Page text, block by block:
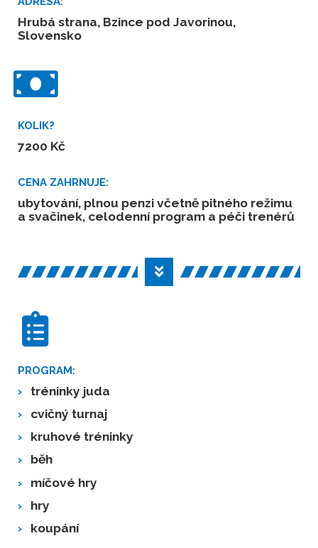
Hrubá strana, Bzince pod Javorinou,
Slovensko
KOLIK?
7200 Kč
CENA ZAHRNUJE:
ubytování, plnou penzi včetně pitného režimu
a svačinek, celodenní program a péči trenérů
PROGRAM:
› tréninky juda
›
cvičný turnaj
› kruhové tréninky
› běh
› míčové hry
› hry
› koupání